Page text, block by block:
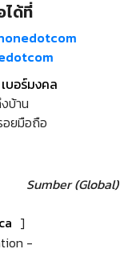
ด้ที่
บอร์มงคล
บ้าน
ยมือถือ
Sumber (Global)
]
-